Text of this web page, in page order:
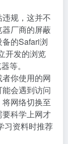
违规，这并不
厂商的屏蔽
的Safari浏
开发的浏览
等。
者你使用的网
会遇到访问
网络切换至
科学上网才
习资料时推荐